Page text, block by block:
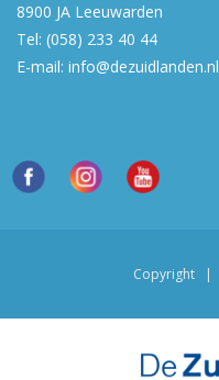
8900 JA Leeuwarden
Tel: (058) 233 40 44
E-mail: info@dezuidlanden.nl
Copyright |